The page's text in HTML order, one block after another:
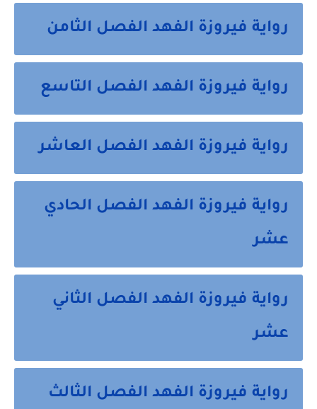
رواية فيروزة الفهد الفصل الثامن
رواية فيروزة الفهد الفصل التاسع
رواية فيروزة الفهد الفصل العاشر
رواية فيروزة الفهد الفصل الحادي
عشر
رواية فيروزة الفهد الفصل الثاني
عشر
رواية فيروزة الفهد الفصل الثالث